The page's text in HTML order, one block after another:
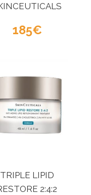
185
TRIPLE LIPID
2:4:2